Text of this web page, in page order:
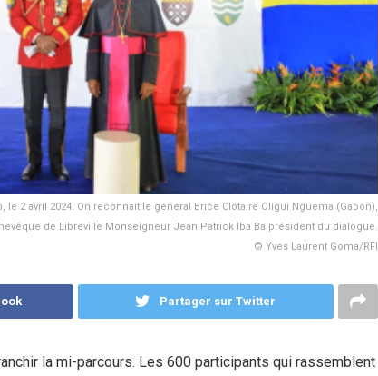
2 avril 2024. On reconnait le général Brice Clotaire Oligui Nguéma (Gabon),
de Libreville Monseigneur Jean Patrick Iba Ba président du dialogue.
© Yves Laurent Goma/RFI
Partager sur Twitter
la mi-parcours. Les 600 participants qui rassemblent